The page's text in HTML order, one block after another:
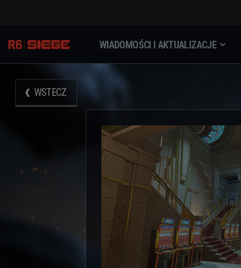
WIADOMOŚCI I AKTUALIZACJE
WSTECZ